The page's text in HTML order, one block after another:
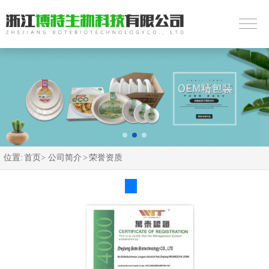
位置: 首页> 公司简介 > 荣誉资质